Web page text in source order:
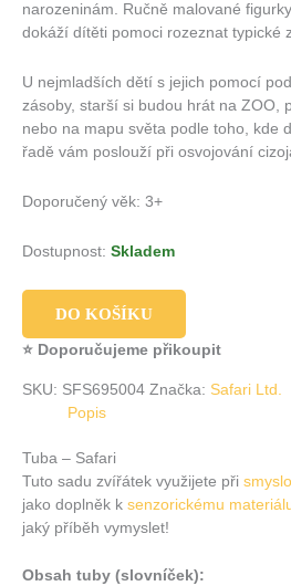
narozeninám. Ručně malované
dokáží dítěti pomoci rozeznat typické
U nejmladších dětí s jejich pomocí
zásoby, starší si budou hrát na ZOO,
nebo na mapu světa podle toho, kde
řadě vám poslouží při osvojování
Doporučený věk: 3+
Dostupnost: Skladem
DO KOŠÍKU
⭐ Doporučujeme přikoupit
SKU: SFS695004 Značka: Safari Ltd.
Popis
Tuba – Safari
Tuto sadu zvířátek využijete při
jako doplněk k senzorickému
jaký příběh vymyslet!
Obsah tuby (slovníček):